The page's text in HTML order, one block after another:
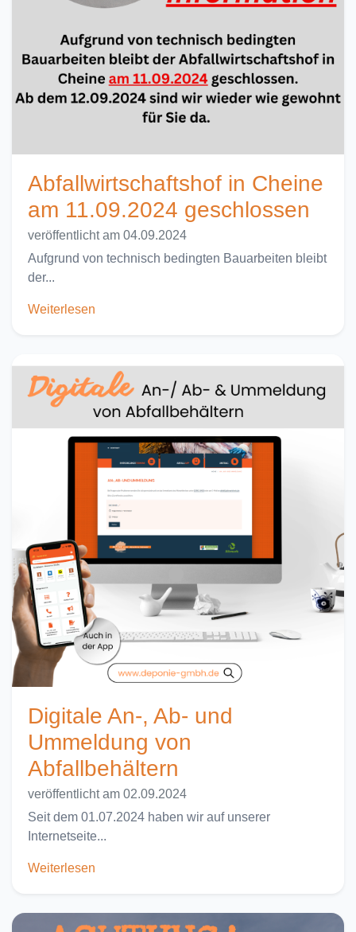
Abfallwirtschaftshof in Cheine
am 11.09.2024 geschlossen
veröffentlicht am 04.09.2024
Aufgrund von technisch bedingten Bauarbeiten bleibt
der...
Weiterlesen
Digitale An-, Ab- und
Ummeldung von
Abfallbehältern
veröffentlicht am 02.09.2024
Seit dem 01.07.2024 haben wir auf unserer
Internetseite...
Weiterlesen